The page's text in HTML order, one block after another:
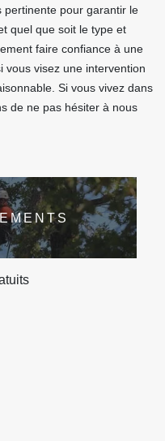
pertinente pour garantir le
quel que soit le type et
faire confiance à une
vous visez une intervention
Si vous vivez dans
de ne pas hésiter à nous